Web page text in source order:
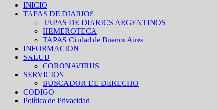
INICIO
TAPAS DE DIARIOS
TAPAS DE DIARIOS ARGENTINOS
HEMEROTECA
TAPAS Ciudad de Buenos Aires
INFORMACION
SALUD
CORONAVIRUS
SERVICIOS
BUSCADOR DE DERECHO
CODIGO
Política de Privacidad